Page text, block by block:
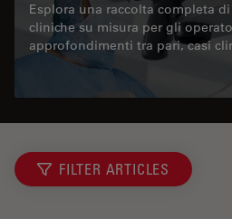
Esplora una raccolta completa
cliniche su misura per gli
approfondimenti tra pari, casi
FILTER ARTICLES